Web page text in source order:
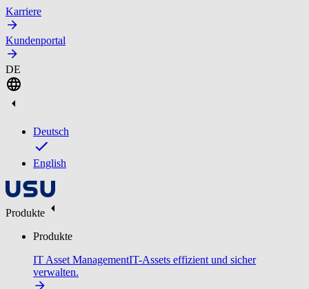
Karriere
Kundenportal
DE
Deutsch
English
Produkte
Produkte
IT Asset ManagementIT-Assets effizient und sicher
verwalten.